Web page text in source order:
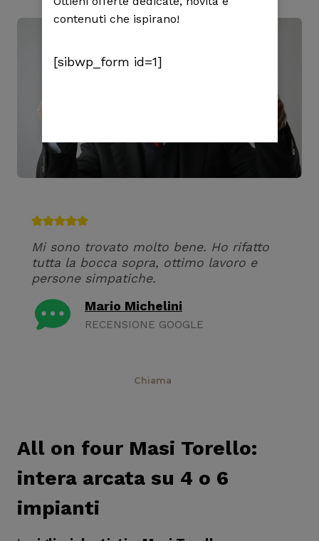
Mi sono trovato molto bene. Ho rifatto
tutta la bocca sopra, ottimo lavoro e
persone simpatiche.
Mario Michelini
RECENSIONE GOOGLE
Chiama
All on four Masi Torello:
intera arcata su 4 o 6
impianti
contenuti che ispirano!
[sibwp_form id=1]